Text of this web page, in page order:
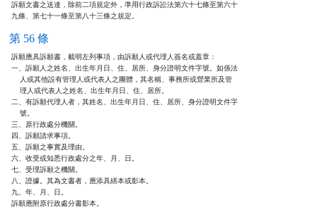
訴願文書之送達，除前二項規定外，準用行政訴訟法第六十七條至第六十
九條、第七十一條至第八十三條之規定。
第 56 條
訴願應具訴願書，載明左列事項，由訴願人或代理人簽名或蓋章：
一、訴願人之姓名、出生年月日、住、居所、身分證明文件字號。如係法
    人或其他設有管理人或代表人之團體，其名稱、事務所或營業所及管
    理人或代表人之姓名、出生年月日、住、居所。
二、有訴願代理人者，其姓名、出生年月日、住、居所、身分證明文件字
    號。
三、原行政處分機關。
四、訴願請求事項。
五、訴願之事實及理由。
六、收受或知悉行政處分之年、月、日。
七、受理訴願之機關。
八、證據。其為文書者，應添具繕本或影本。
九、年、月、日。
訴願應附原行政處分書影本。